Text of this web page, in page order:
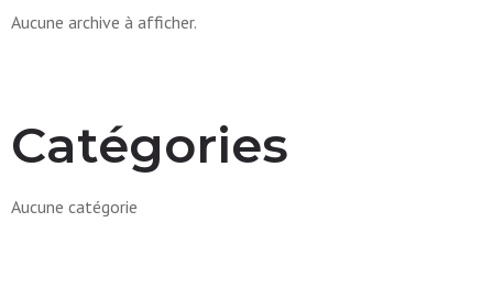
Aucune archive à afficher.
Catégories
Aucune catégorie